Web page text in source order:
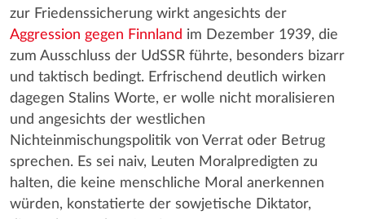
zur Friedenssicherung wirkt angesichts der
Aggression gegen Finnland im Dezember 1939, die
zum Ausschluss der UdSSR führte, besonders bizarr
und taktisch bedingt. Erfrischend deutlich wirken
dagegen Stalins Worte, er wolle nicht moralisieren
und angesichts der westlichen
Nichteinmischungspolitik von Verrat oder Betrug
sprechen. Es sei naiv, Leuten Moralpredigten zu
halten, die keine menschliche Moral anerkennen
würden, konstatierte der sowjetische Diktator,